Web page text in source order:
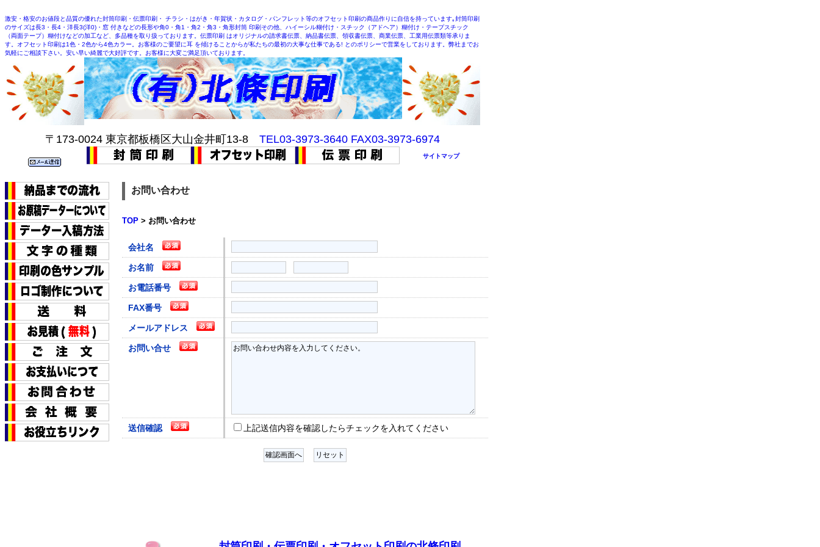
激安・格安のお値段と品質の優れた封筒印刷・伝票印刷・ チラシ・はがき・年賀状・カタログ・パンフレット等のオフセット印刷の商品作りに自信を持っています｡封筒印刷
のサイズは長3・長4・洋長3(洋0)・窓 付きなどの長形や角0・角1・角2・角3・角形封筒 印刷その他、ハイーシル糊付け・スチック（アドヘア）糊付け・テープスチック
（両面テープ）糊付けなどの加工など、多品種を取り扱っております。伝票印刷 はオリジナルの請求書伝票、納品書伝票、領収書伝票、商業伝票、工業用伝票類等承りま
す。オフセット印刷は1色・2色から4色カラー。お客様のご要望に耳 を傾けることからが私たちの最初の大事な仕事である! とのポリシーで営業をしております。弊社までお
気軽にご相談下さい。安い早い綺麗で大好評です。お客様に大変ご満足頂いております。
〒173-0024 東京都板橋区大山金井町13-8 TEL03-3973-3640 FAX03-3973-6974
サイトマップ
お問い合わせ
TOP > お問い合わせ
会社名
お名前
お電話番号
FAX番号
メールアドレス
お問い合せ
送信確認 上記送信内容を確認したらチェックを入れてください